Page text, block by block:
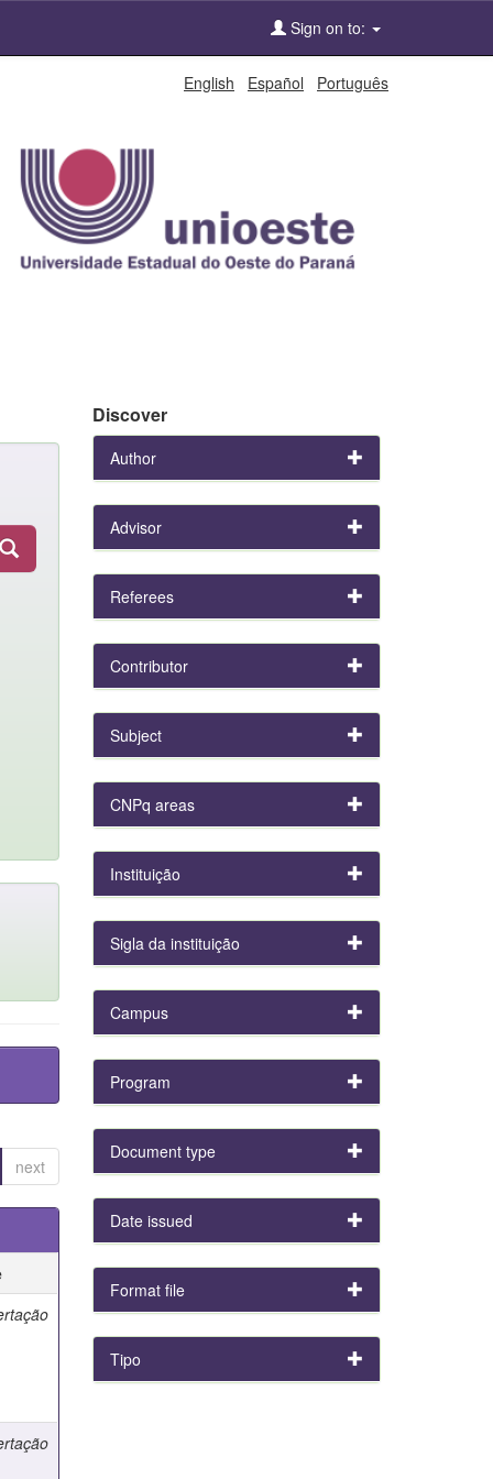
Sign on to:
English Español Português
next
Discover
Author
Advisor
Referees
Contributor
Subject
CNPq areas
Instituição
Sigla da instituição
Campus
Program
Document type
Date issued
Format file
Tipo